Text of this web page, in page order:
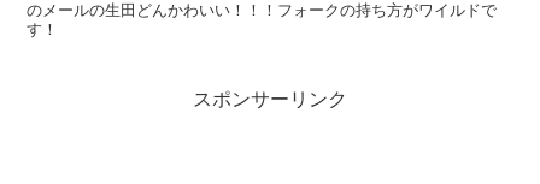
のメールの生田どんかわいい！！！フォークの持ち方がワイルドで
す！
スポンサーリンク